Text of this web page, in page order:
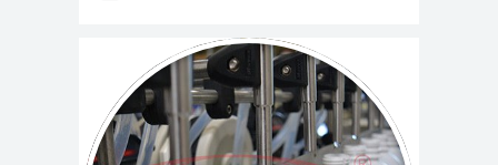
инновационного центра «Сколково».